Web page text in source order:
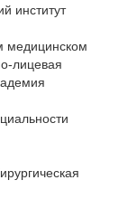
институт
медицинском
лицевая